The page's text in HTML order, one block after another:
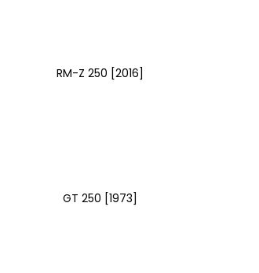
RM-Z 250 [2016]
GT 250 [1973]